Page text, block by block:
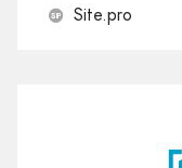
Site.pro